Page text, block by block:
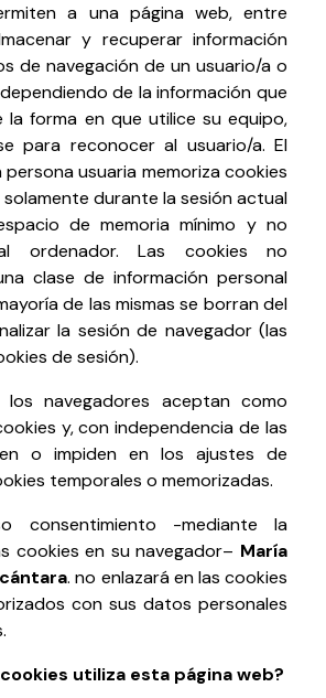
a una página web, entre
y recuperar información
de navegación de un usuario/a o
de la información que
la forma en que utilice su equipo,
para reconocer al usuario/a. El
usuaria memoriza cookies
durante la sesión actual
de memoria mínimo y no
ordenador. Las cookies no
clase de información personal
de las mismas se borran del
la sesión de navegador (las
de sesión).
navegadores aceptan como
y, con independencia de las
o impiden en los ajustes de
temporales o memorizadas.
consentimiento -mediante la
cookies en su navegador– María
. no enlazará en las cookies
con sus datos personales
utiliza esta página web?